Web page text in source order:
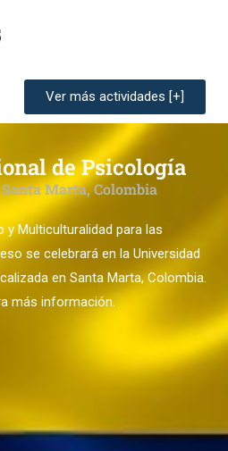
Ver más actividades [+]
de Psicología
Santa Marta, Colombia
y Multiculturalidad para las
se celebrará en la Universidad
en Santa Marta, Colombia.
más información.